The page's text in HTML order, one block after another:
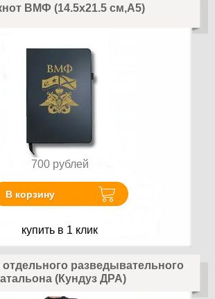
ВМФ (14.5х21.5 см,A5)
700 рублей
В корзину
купить в 1 клик
отдельного разведывательного
(Кундуз ДРА)